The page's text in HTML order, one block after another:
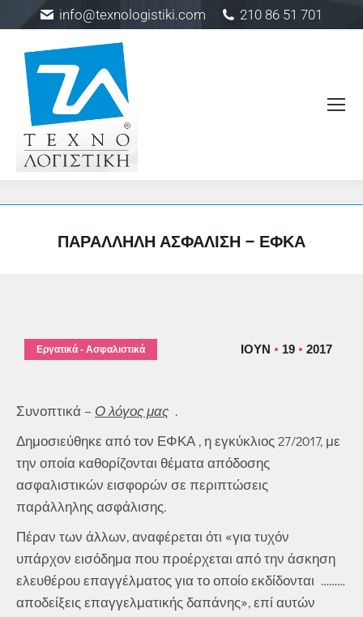
info@texnologistiki.com 210 86 51 701
ΠΑΡΆΛΛΗΛΗ ΑΣΦΆΛΙΣΗ – ΕΦΚΑ
ΙΟΎΝ 19 2017
Εργατικά - Ασφαλιστικά
Συνοπτικά – Ο λόγος μας .
Δημοσιεύθηκε από τον ΕΦΚΑ , η εγκύκλιος 27/2017, με
την οποία καθορίζονται θέματα απόδοσης
ασφαλιστικών εισφορών σε περιπτώσεις
παράλληλης ασφάλισης.
Πέραν των άλλων, αναφέρεται ότι «για τυχόν
υπάρχον εισόδημα που προέρχεται από την άσκηση
ελευθέρου επαγγέλματος για το οποίο εκδίδονται ………
αποδείξεις επαγγελματικής δαπάνης», επί αυτών